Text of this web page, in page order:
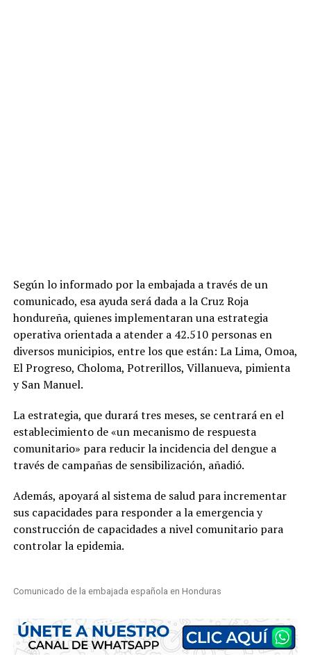
Según lo informado por la embajada a través de un
comunicado, esa ayuda será dada a la Cruz Roja
hondureña, quienes implementaran una estrategia
operativa orientada a atender a 42.510 personas en
diversos municipios, entre los que están: La Lima, Omoa,
El Progreso, Choloma, Potrerillos, Villanueva, pimienta
y San Manuel.
La estrategia, que durará tres meses, se centrará en el
establecimiento de «un mecanismo de respuesta
comunitario» para reducir la incidencia del dengue a
través de campañas de sensibilización, añadió.
Además, apoyará al sistema de salud para incrementar
sus capacidades para responder a la emergencia y
construcción de capacidades a nivel comunitario para
controlar la epidemia.
Comunicado de la embajada española en Honduras